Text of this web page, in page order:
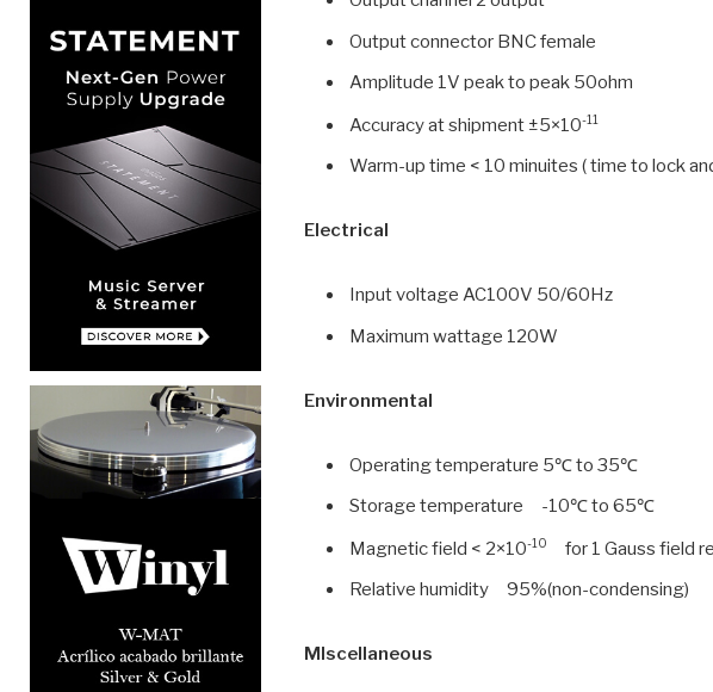
Output connector BNC female
Amplitude 1V peak to peak 50ohm
Accuracy at shipment ±5×10-11
Warm-up time < 10 minuites ( time to lock
Electrical
Input voltage AC100V 50/60Hz
Maximum wattage 120W
Environmental
Operating temperature 5℃ to 35℃
Storage temperature -10℃ to 65℃
Magnetic field < 2×10-10
for 1 Gauss field
Relative humidity 95%(non-condensing)
MIscellaneous